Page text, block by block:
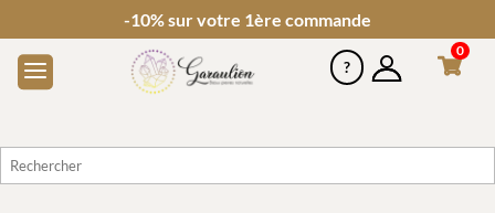
-10% sur votre 1ère commande
0